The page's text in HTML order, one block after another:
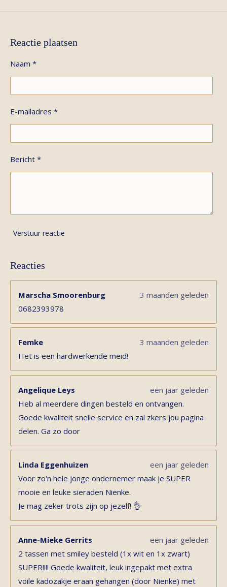
Reactie plaatsen
Naam *
E-mailadres *
Bericht *
Verstuur reactie
Reacties
Marscha Smoorenburg
3 maanden geleden
0682393978
Femke
3 maanden geleden
Het is een hardwerkende meid!
Angelique Leys
een jaar geleden
Heb al meerdere dingen besteld en ontvangen.
Goede kwaliteit snelle service en zal zkers jou pagina
delen. Ga zo door
Linda Eggenhuizen
een jaar geleden
Voor zo'n hele jonge ondernemer maak je SUPER
mooie en leuke sieraden Nienke.
Je mag zeker trots zijn op jezelf! 👌
Anne-Mieke Gerrits
een jaar geleden
2 tassen met smiley besteld (1x wit en 1x zwart)
SUPER!!!! Goede kwaliteit, leuk ingepakt met extra
voile kadozakje eraan gehangen (door Nienke) met